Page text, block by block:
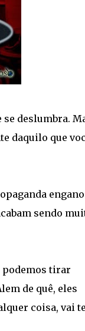
deslumbra.
daquilo que
sendo
podemos tirar
de quê, eles
coisa, vai